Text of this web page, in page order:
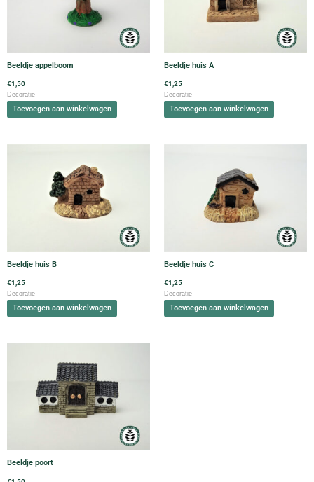
Beeldje appelboom
€1,50
Decoratie
Toevoegen aan winkelwagen
Beeldje huis A
€1,25
Decoratie
Toevoegen aan winkelwagen
Beeldje huis B
€1,25
Decoratie
Toevoegen aan winkelwagen
Beeldje huis C
€1,25
Decoratie
Toevoegen aan winkelwagen
Beeldje poort